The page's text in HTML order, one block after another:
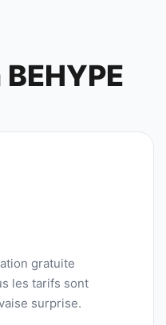
gratuite
les tarifs sont
surprise.